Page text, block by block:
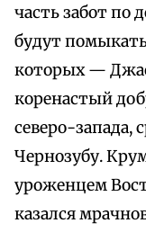
часть забот по
будут
которых —
коренастый
северо-запада,
Чернозубу.
уроженцем
казался